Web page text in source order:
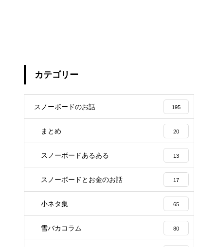
カテゴリー
スノーボードのお話 195
まとめ 20
スノーボードあるある 13
スノーボードとお金のお話 17
小ネタ集 65
雪バカコラム 80